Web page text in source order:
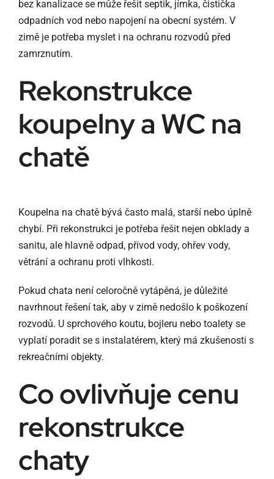
bez kanalizace se může řešit septik, jímka, čistička
odpadních vod nebo napojení na obecní systém. V
zimě je potřeba myslet i na ochranu rozvodů před
zamrznutím.
Rekonstrukce
koupelny a WC na
chatě
Koupelna na chatě bývá často malá, starší nebo úplně
chybí. Při rekonstrukci je potřeba řešit nejen obklady a
sanitu, ale hlavně odpad, přívod vody, ohřev vody,
větrání a ochranu proti vlhkosti.
Pokud chata není celoročně vytápěná, je důležité
navrhnout řešení tak, aby v zimě nedošlo k poškození
rozvodů. U sprchového koutu, bojleru nebo toalety se
vyplatí poradit se s instalatérem, který má zkušenosti s
rekreačními objekty.
Co ovlivňuje cenu
rekonstrukce
chaty